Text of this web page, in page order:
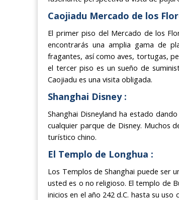
Caojiadu Mercado de los
El primer piso del Mercado de los
encontrarás una amplia gama de
fragantes, así como aves, tortugas,
el tercer piso es un sueño de
Caojiadu es una visita obligada.
Shanghai Disney :
Shanghai Disneyland ha estado
cualquier parque de Disney. Muchos
turístico chino.
El Templo de Longhua :
Los Templos de Shanghai puede ser
usted es o no religioso. El templo de
inicios en el año 242 d.C. hasta su